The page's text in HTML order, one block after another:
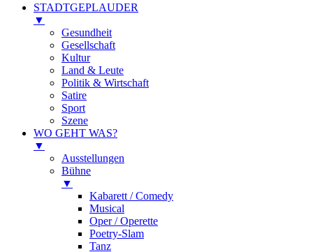
STADTGEPLAUDER
▼
Gesundheit
Gesellschaft
Kultur
Land & Leute
Politik & Wirtschaft
Satire
Sport
Szene
WO GEHT WAS?
▼
Ausstellungen
Bühne
▼
Kabarett / Comedy
Musical
Oper / Operette
Poetry-Slam
Tanz